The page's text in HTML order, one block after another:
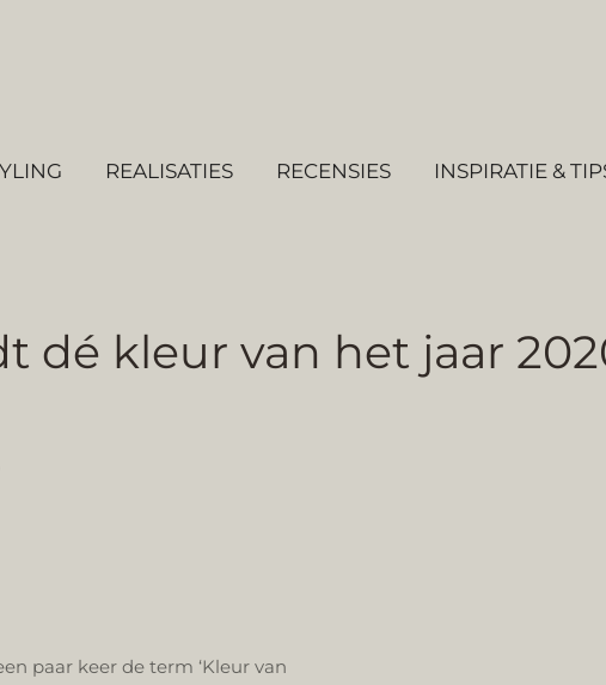
REALISATIES RECENSIES INSPIRATIE &
dé kleur van het jaar
paar keer de term ‘Kleur van